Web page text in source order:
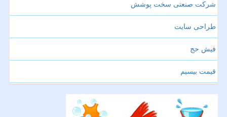
شرکت صنعتی سخت پوشش
طراحی سایت
فیش حج
قیمت بیسیم